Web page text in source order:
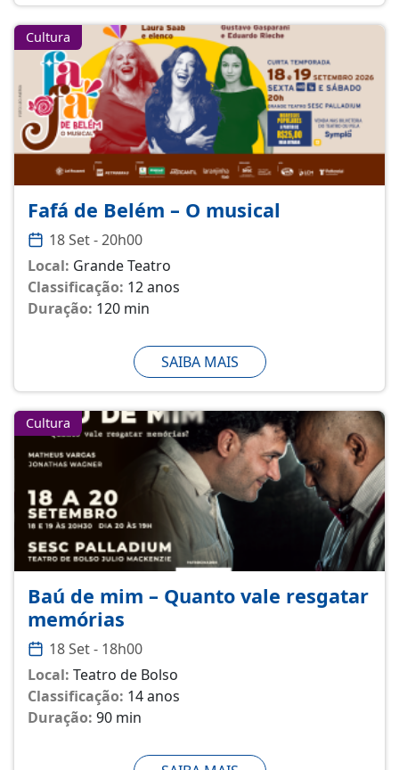
Cultura
Fafá de Belém – O musical
18 Set - 20h00
Local: Grande Teatro
Classificação: 12 anos
Duração: 120 min
SAIBA MAIS
Cultura
Baú de mim – Quanto vale resgatar
memórias
18 Set - 18h00
Local: Teatro de Bolso
Classificação: 14 anos
Duração: 90 min